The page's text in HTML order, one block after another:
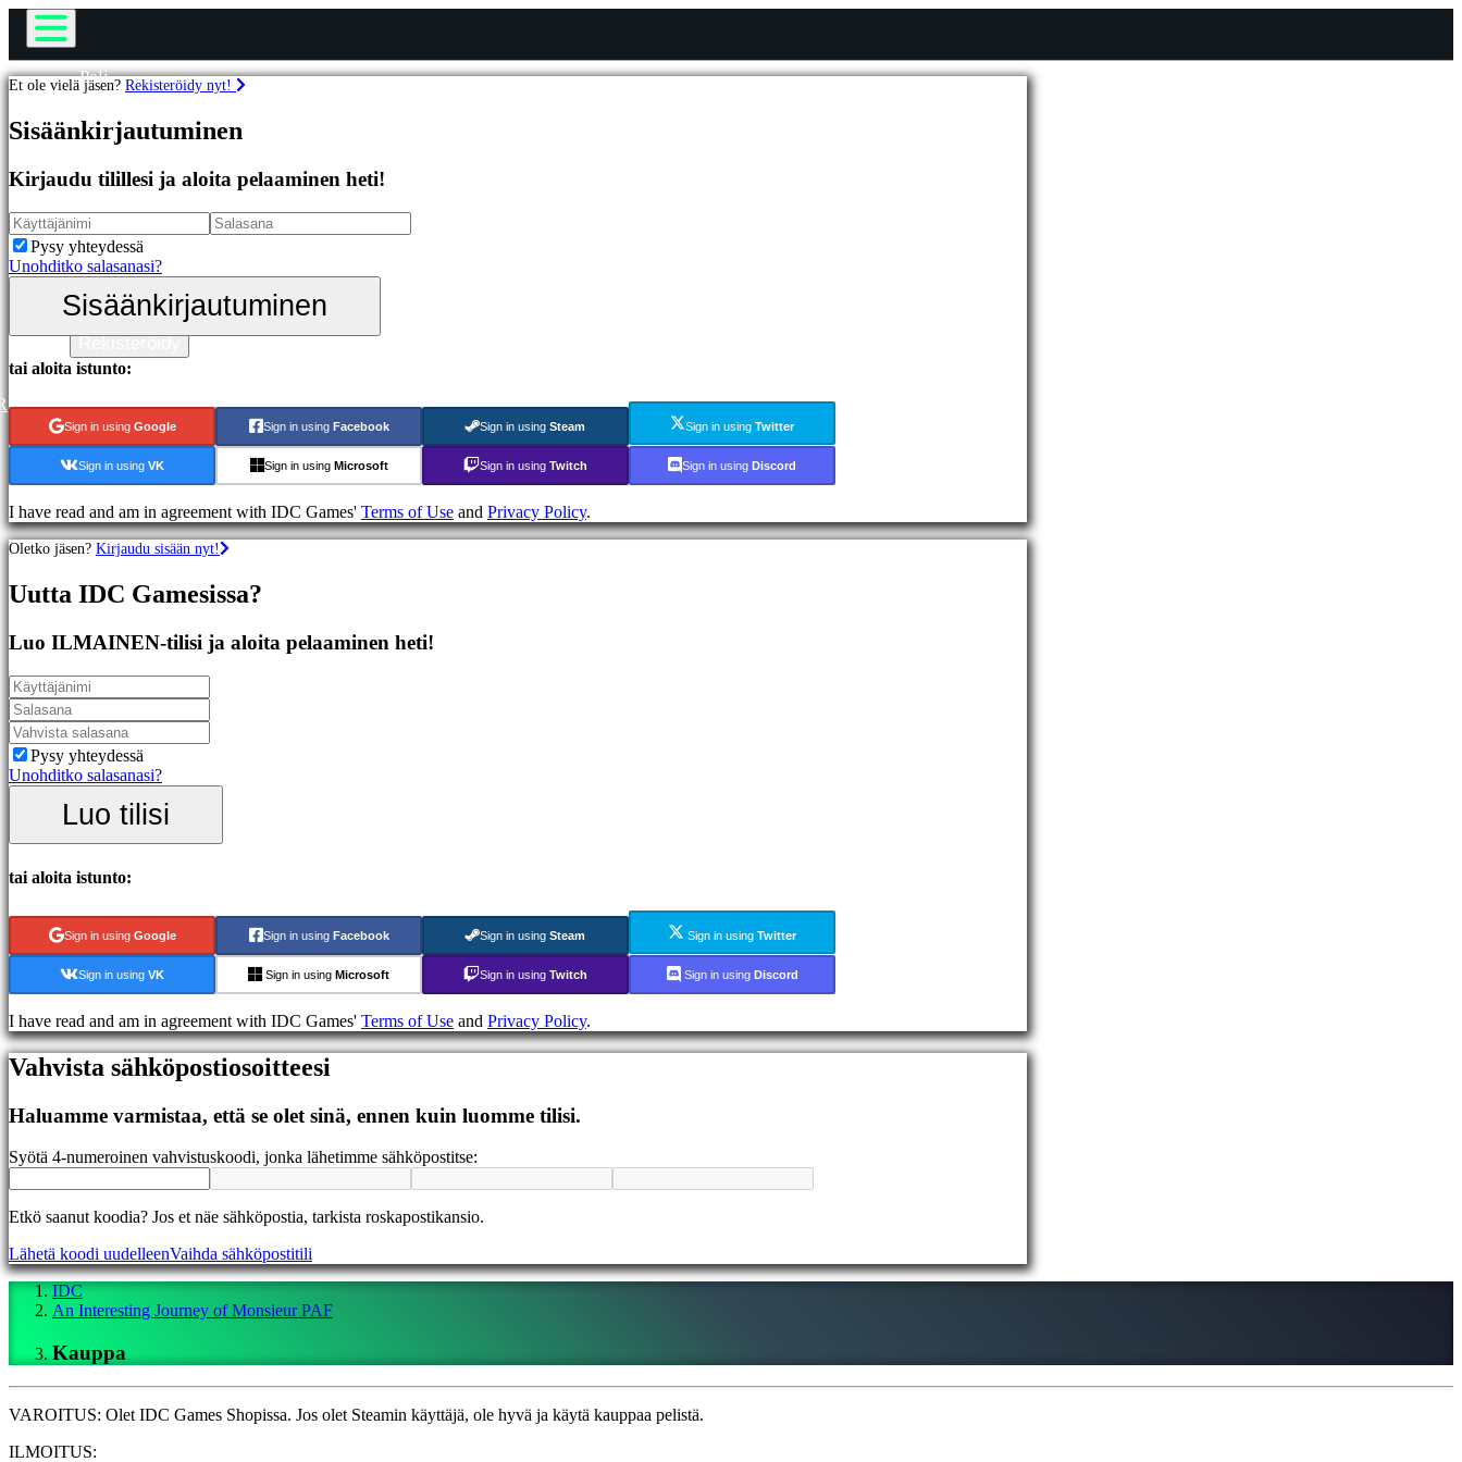
Esittelyssä
Uutuudet
Ilmaiset
pelit
Kategoriat
Seikkailupelit
RPG-
pelit
Urheilupelit
Räiskintäpelit
games
Casual
games
games
games
games
Fighting
Demot
Yhteisö
Gameplay
Pelin
sisäiset
Uutiset
Media
Oppaat
Foorumit
Gifts
IDC
Plays
Tili
Rekisteröidy
Unohditko
salasanasi?
Vaihda
BS
CS
DE
Peli
Gameplay
Pelin sisäiset tapahtumat
Uutiset
Oppaat
Tuki
Foorumit
Kauppa
Sisäänkirjautuminen
Rekisteröidy
Et ole vielä jäsen? Rekisteröidy nyt!
Sisäänkirjautuminen
Kirjaudu tilillesi ja aloita pelaaminen heti!
Pysy yhteydessä
Unohditko salasanasi?
Sisäänkirjautuminen
tai aloita istunto:
Sign in using Google Sign in using Facebook Sign in using Steam Sign in usingTwitter
Sign in using VK Sign in using Microsoft Sign in using Twitch Sign in using Discord
I have read and am in agreement with IDC Games' Terms of Use and Privacy Policy.
Oletko jäsen? Kirjaudu sisään nyt!
Uutta IDC Gamesissa?
Luo ILMAINEN-tilisi ja aloita pelaaminen heti!
Pysy yhteydessä
Unohditko salasanasi?
Luo tilisi
tai aloita istunto:
Sign in using Google Sign in using Facebook Sign in using Steam Sign in using Twitter
Sign in using VK Sign in using Microsoft Sign in using Twitch Sign in using Discord
I have read and am in agreement with IDC Games' Terms of Use and Privacy Policy.
Vahvista sähköpostiosoitteesi
Haluamme varmistaa, että se olet sinä, ennen kuin luomme tilisi.
Syötä 4-numeroinen vahvistuskoodi, jonka lähetimme sähköpostitse:
Etkö saanut koodia? Jos et näe sähköpostia, tarkista roskapostikansio.
Lähetä koodi uudelleenVaihda sähköpostitili
IDC
An Interesting Journey of Monsieur PAF
Kauppa
VAROITUS: Olet IDC Games Shopissa. Jos olet Steamin käyttäjä, ole hyvä ja käytä kauppaa pelistä.
ILMOITUS: